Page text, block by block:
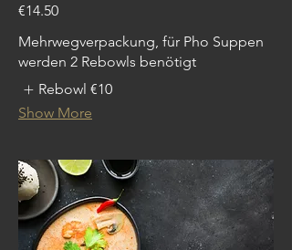
€14.50
Mehrwegverpackung, für Pho Suppen
werden 2 Rebowls benötigt
Rebowl €10
Show More